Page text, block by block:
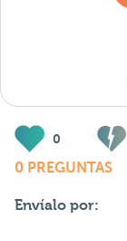
0
0 PREGUNTAS
Envíalo por: